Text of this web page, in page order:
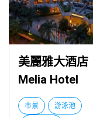
美麗雅大酒店
Melia Hotel
市景 游泳池